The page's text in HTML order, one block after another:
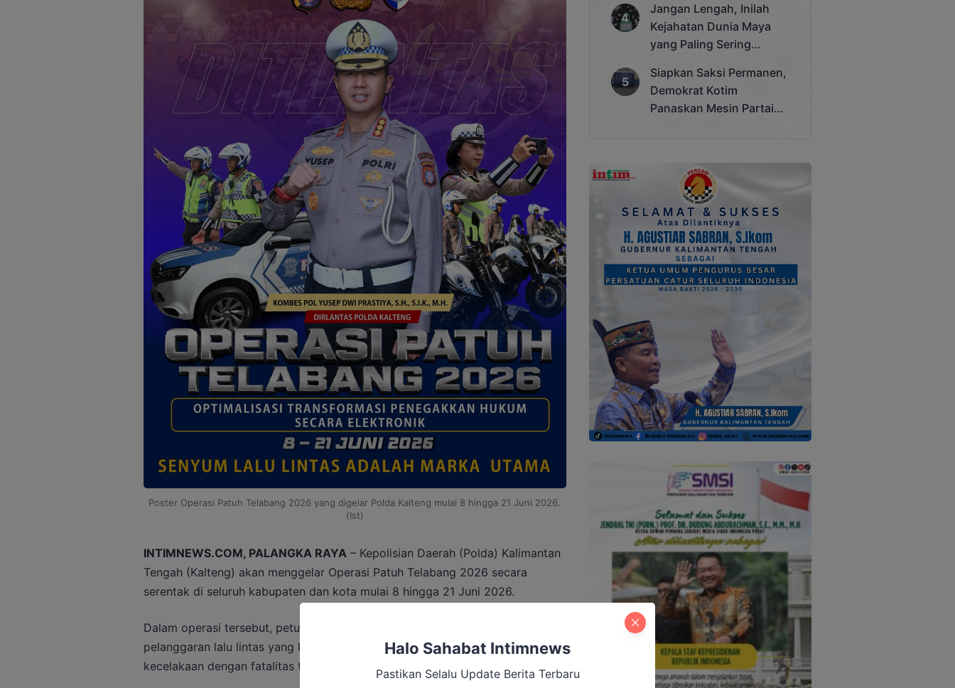
Poster Operasi Patuh Telabang 2026 yang digelar Polda Kalteng mulai 8 hingga 21 Juni 2026.
(Ist)
INTIMNEWS.COM, PALANGKA RAYA – Kepolisian Daerah (Polda) Kalimantan
Tengah (Kalteng) akan menggelar Operasi Patuh Telabang 2026 secara
serentak di seluruh kabupaten dan kota mulai 8 hingga 21 Juni 2026.
Dalam operasi tersebut, petugas akan memprioritaskan penindakan terhadap
pelanggaran lalu lintas yang kasat mata dan berpotensi menyebabkan
kecelakaan dengan fatalitas tinggi.
Jangan Lengah, Inilah
Kejahatan Dunia Maya
yang Paling Sering
Siapkan Saksi Permanen,
Demokrat Kotim
Panaskan Mesin Partai
Halo Sahabat Intimnews
Pastikan Selalu Update Berita Terbaru